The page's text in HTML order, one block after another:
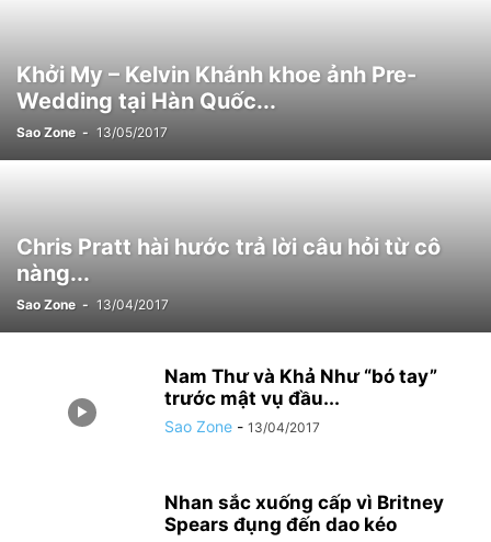
Khởi My – Kelvin Khánh khoe ảnh Pre-
Wedding tại Hàn Quốc...
Sao Zone - 13/05/2017
Chris Pratt hài hước trả lời câu hỏi từ cô
nàng...
Sao Zone - 13/04/2017
Nam Thư và Khả Như “bó tay”
trước mật vụ đầu...
Sao Zone - 13/04/2017
Nhan sắc xuống cấp vì Britney
Spears đụng đến dao kéo